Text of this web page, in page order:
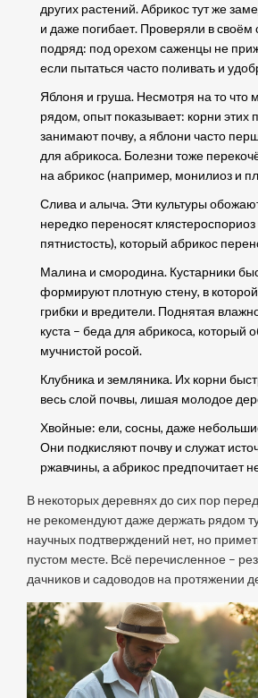
других растений. Абрикос тут же
и даже погибает. Проверяли в своём
подряд: под орехом саженцы не
если пытаться часто поливать и
Яблоня и груша. Несмотря на то что
рядом, опыт показывает: корни этих
занимают почву, а яблони часто
для абрикоса. Болезни тоже
на абрикос (например, монилиоз и
Слива и алыча. Эти культуры
нередко переносят
пятнистость), который абрикос
Малина и смородина. Кустарники
формируют плотную стену, в
грибки и вредители. Поднятая
куста – беда для абрикоса, который
мучнистой росой.
Клубника и земляника. Их корни
весь слой почвы, лишая молодое
Хвойные: ели, сосны, даже
Они подкисляют почву и служат
ржавчины, а абрикос предпочитает
В некоторых деревнях до сих пор
не рекомендуют даже держать рядом
научных подтверждений нет, но
пустом месте. Всё перечисленное –
дачников и садоводов на протяжении